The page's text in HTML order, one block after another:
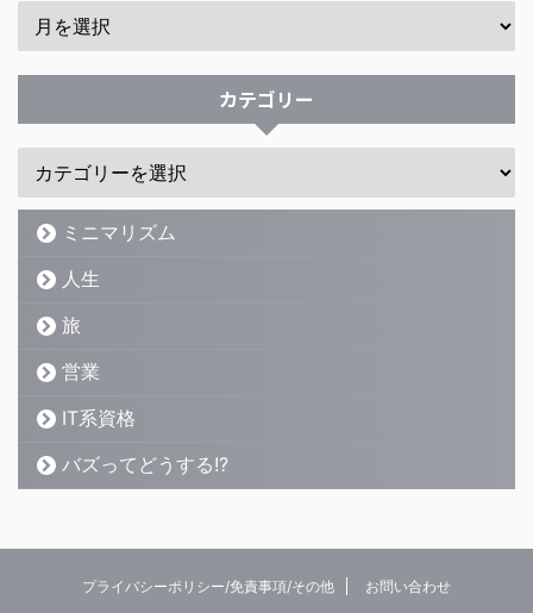
カテゴリー
ミニマリズム
人生
旅
営業
IT系資格
バズってどうする!?
プライバシーポリシー/免責事項/その他 お問い合わせ